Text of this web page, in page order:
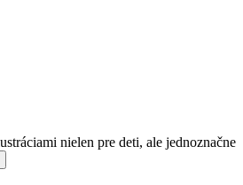
nielen pre deti, ale jednoznačne